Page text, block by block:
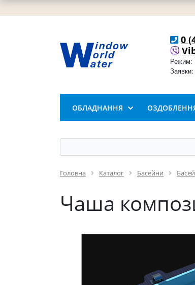
0
Режим:
Заявки:
ОБЛАДНАННЯ
Головна Каталог Басейни
Чаша